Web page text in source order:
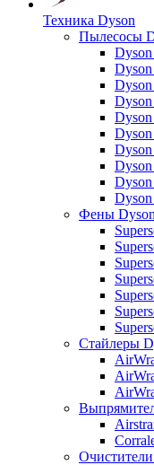
Техника Dyson
Пылесосы
Dyson
Dyson
Dyson
Фены Dyson
Стайлеры